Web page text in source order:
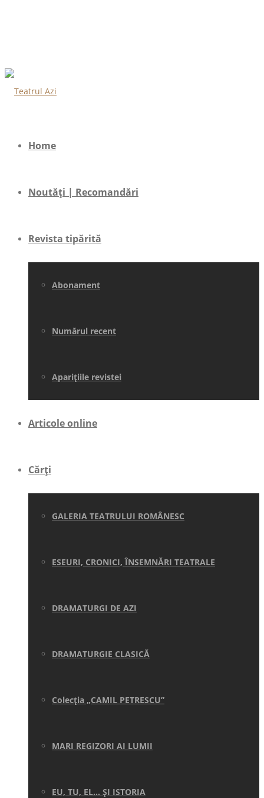
Home
Noutăți | Recomandări
Revista tipărită
Abonament
Numărul recent
Aparițiile revistei
Articole online
Cărți
GALERIA TEATRULUI ROMÂNESC
ESEURI, CRONICI, ÎNSEMNĂRI TEATRALE
DRAMATURGI DE AZI
DRAMATURGIE CLASICĂ
Colecţia „CAMIL PETRESCU”
MARI REGIZORI AI LUMII
EU, TU, EL… ŞI ISTORIA